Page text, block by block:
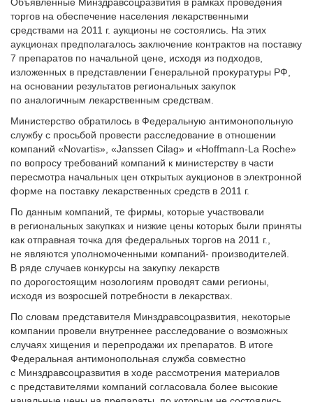
торгов на обеспечение населения лекарственными
средствами на 2011 г. аукционы не состоялись. На этих
аукционах предполагалось заключение контрактов на поставку
7 препаратов по начальной цене, исходя из подходов,
изложенных в представлении Генеральной прокуратуры РФ,
на основании результатов региональных закупок
по аналогичным лекарственным средствам.
Министерство обратилось в Федеральную антимонопольную
службу с просьбой провести расследование в отношении
компаний «Novartis», «Janssen Cilag» и «Hoffmann-La Roche»
по вопросу требований компаний к министерству в части
пересмотра начальных цен открытых аукционов в электронной
форме на поставку лекарственных средств в 2011 г.
По данным компаний, те фирмы, которые участвовали
в региональных закупках и низкие цены которых были приняты
как отправная точка для федеральных торгов на 2011 г.,
не являются уполномоченными компаний- производителей.
В ряде случаев конкурсы на закупку лекарств
по дорогостоящим нозологиям проводят сами регионы,
исходя из возросшей потребности в лекарствах.
По словам представителя Минздравсоцразвития, некоторые
компании провели внутреннее расследование о возможных
случаях хищения и перепродажи их препаратов. В итоге
Федеральная антимонопольная служба совместно
с Минздравсоцразвития в ходе рассмотрения материалов
с представителями компаний согласовала более высокие